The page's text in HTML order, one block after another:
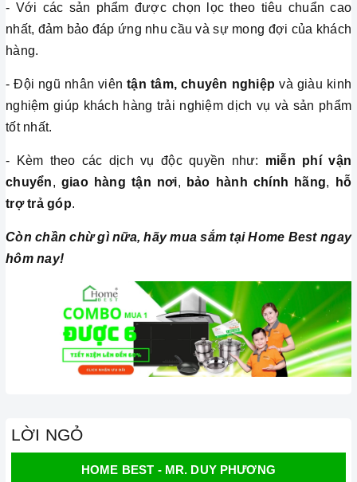
- Với các sản phẩm được chọn lọc theo tiêu chuẩn cao
nhất, đảm bảo đáp ứng nhu cầu và sự mong đợi của khách
hàng.
- Đội ngũ nhân viêntận tâm, chuyên nghiệpvà giàu kinh
nghiệm giúp khách hàng trải nghiệm dịch vụ và sản phẩm
tốt nhất.
- Kèm theo các dịch vụ độc quyền như: miễn phí vận
chuyển, giao hàng tận nơi, bảo hành chính hãng,
hỗ
trợ trả góp.
Còn chần chừ gì nữa, hãy mua sắm tại Home Best ngay
hôm nay!
LỜI NGỎ
HOME BEST - MR. DUY PHƯƠNG